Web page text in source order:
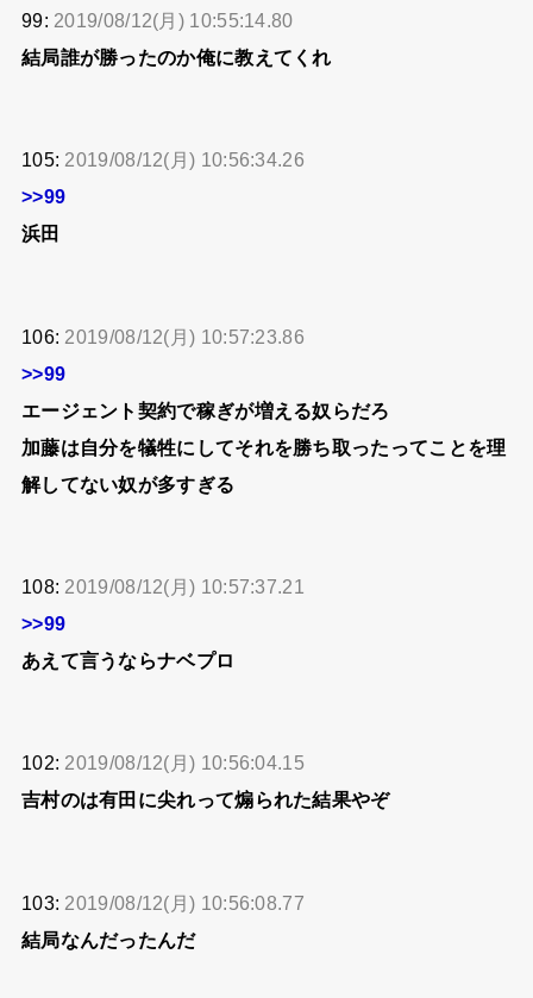
99: 2019/08/12(月) 10:55:14.80
結局誰が勝ったのか俺に教えてくれ
105: 2019/08/12(月) 10:56:34.26
>>99
浜田
106: 2019/08/12(月) 10:57:23.86
>>99
エージェント契約で稼ぎが増える奴らだろ
加藤は自分を犠牲にしてそれを勝ち取ったってことを理
解してない奴が多すぎる
108: 2019/08/12(月) 10:57:37.21
>>99
あえて言うならナベプロ
102: 2019/08/12(月) 10:56:04.15
吉村のは有田に尖れって煽られた結果やぞ
103: 2019/08/12(月) 10:56:08.77
結局なんだったんだ